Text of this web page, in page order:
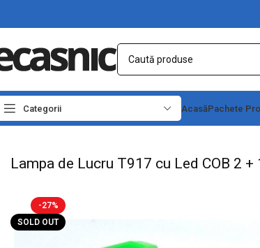
Categorii AcasăPachete
Prima pagină Iluminat Led Lanterne Led Lampi de Lucru
Lampa de Lucru T917 cu Led COB 2 +
-27%
SOLD OUT